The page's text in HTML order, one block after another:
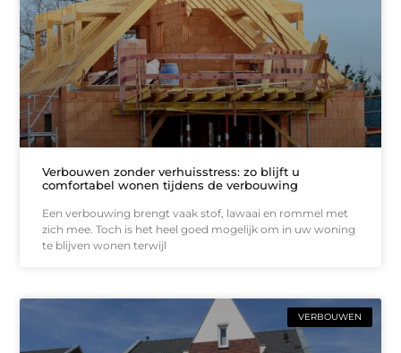
Verbouwen zonder verhuisstress: zo blijft u
comfortabel wonen tijdens de verbouwing
Een verbouwing brengt vaak stof, lawaai en rommel met
zich mee. Toch is het heel goed mogelijk om in uw woning
te blijven wonen terwijl
VERBOUWEN